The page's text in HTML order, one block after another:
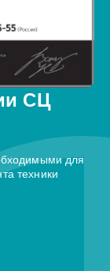
СЦ
для
техники